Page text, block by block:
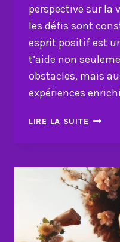
perspective sur la
les défis sont
esprit positif est
t’aide non
obstacles, mais
expériences
LIRE LA SUITE
LEVIER
VERS